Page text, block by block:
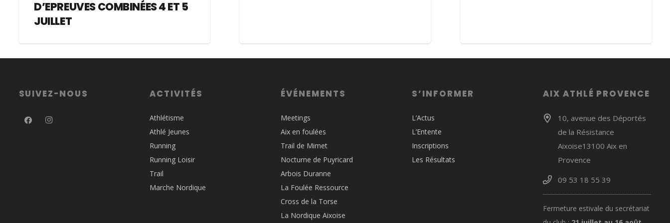
D’EPREUVES COMBINÉES 4 ET 5
JUILLET
SUIVEZ-NOUS ACTIVITÉS
Athlétisme
Athlé Jeunes
Running
Running Loisir
Trail
Marche Nordique
ÉVÉNEMENTS
Meetings
Aix en foulées
Trail de Mimet
Nocturne de Puyricard
Arbois Duranne
La Foulée Ressource
Cross de la Torse
La Nordique Aixoise
S’INFORMER
L’Actus
L’Entente
Inscriptions
Les Résultats
AIX ATHLÉ PROVENCE
10, avenue des Déportés
de la Résistance
Aixoise13100 Aix en
Provence
09 53 18 55 39
Fermeture estivale du secrétariat